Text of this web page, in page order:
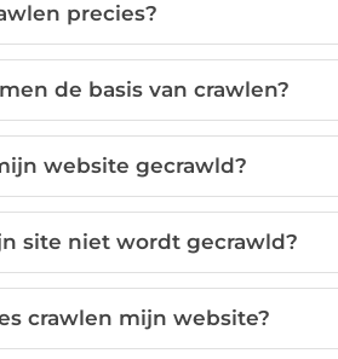
precies?
de basis van crawlen?
website gecrawld?
site niet wordt gecrawld?
crawlen mijn website?